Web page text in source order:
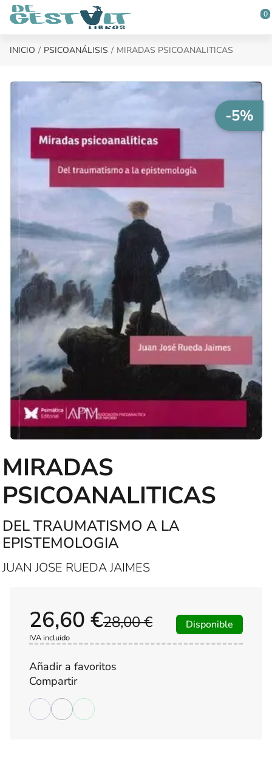
Saltar al contenido principal
0
INICIO PSICOANÁLISIS MIRADAS PSICOANALITICAS
-5%
MIRADAS
PSICOANALITICAS
DEL TRAUMATISMO A LA
EPISTEMOLOGIA
JUAN JOSE RUEDA JAIMES
28,00 €
26,60 €
IVA incluido
Disponible
Añadir a favoritos
Compartir